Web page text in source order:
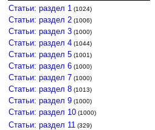
Статьи: раздел 1 (1024)
Статьи: раздел 2 (1006)
Статьи: раздел 3 (1000)
Статьи: раздел 4 (1044)
Статьи: раздел 5 (1001)
Статьи: раздел 6 (1000)
Статьи: раздел 7 (1000)
Статьи: раздел 8 (1013)
Статьи: раздел 9 (1000)
Статьи: раздел 10 (1000)
Статьи: раздел 11 (329)